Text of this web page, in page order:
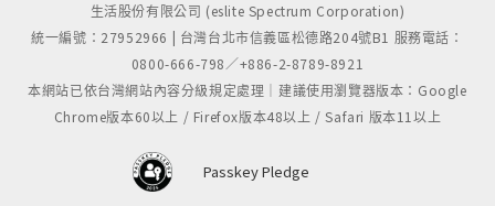
生活股份有限公司 (eslite Spectrum Corporation)
統一編號：27952966 | 台灣台北市信義區松德路204號B1 服務電話：
0800-666-798／+886-2-8789-8921
本網站已依台灣網站內容分級規定處理｜建議使用瀏覽器版本：Google
Chrome版本60以上 / Firefox版本48以上 / Safari 版本11以上
Passkey Pledge